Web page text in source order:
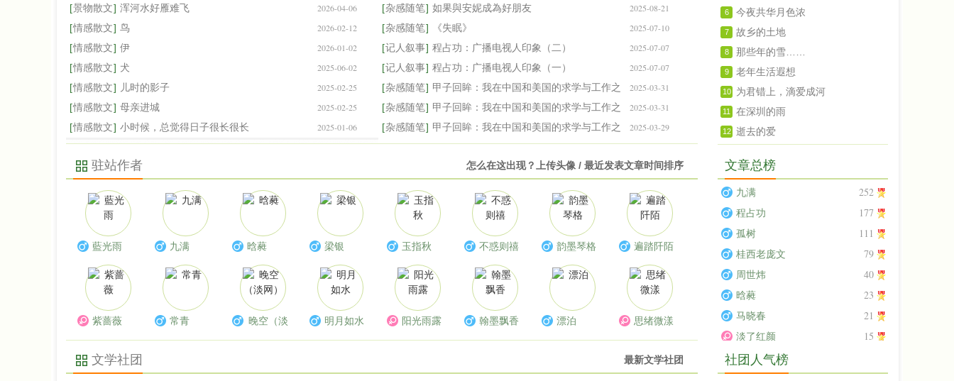
2026-04-06
[景物散文] 浑河水好雁难飞
2026-02-12
[情感散文] 鸟
2026-01-02
[情感散文] 伊
2025-06-02
[情感散文] 犬
2025-02-25
[情感散文] 儿时的影子
2025-02-25
[情感散文] 母亲进城
2025-01-06
[情感散文] 小时候，总觉得日子很长很长
2025-08-21
[杂感随笔] 如果與安妮成為好朋友
2025-07-10
[杂感随笔]
《失眠》
2025-07-07
[记人叙事] 程占功：广播电视人印象（二）
2025-07-07
[记人叙事] 程占功：广播电视人印象（一）
2025-03-31
[杂感随笔] 甲子回眸：我在中国和美国的求学与工作之
路
2025-03-31
[杂感随笔] 甲子回眸：我在中国和美国的求学与工作之
路
2025-03-29
[杂感随笔] 甲子回眸：我在中国和美国的求学与工作之
路
6 今夜共华月色浓
7 故乡的土地
8 那些年的雪……
9 老年生活遐想
10 为君错上，滴爱成河
11 在深圳的雨
12 逝去的爱
驻站作者 怎么在这出现？上传头像 / 最近发表文章时间排序
藍光雨 九满 晗蕤 梁银 玉指秋 不惑则禧 韵墨琴格 遍踏阡陌
紫蔷薇 常青
晚空（淡
网）
明月如水 阳光雨露 翰墨飘香 漂泊 思绪微漾
文章总榜
252
九满
177
程占功
111
孤树
79
桂西老庞文
40
周世炜
23
晗蕤
21
马晓春
15
淡了红颜
文学社团 最新文学社团 社团人气榜